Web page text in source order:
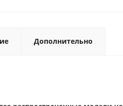
Дополнительно